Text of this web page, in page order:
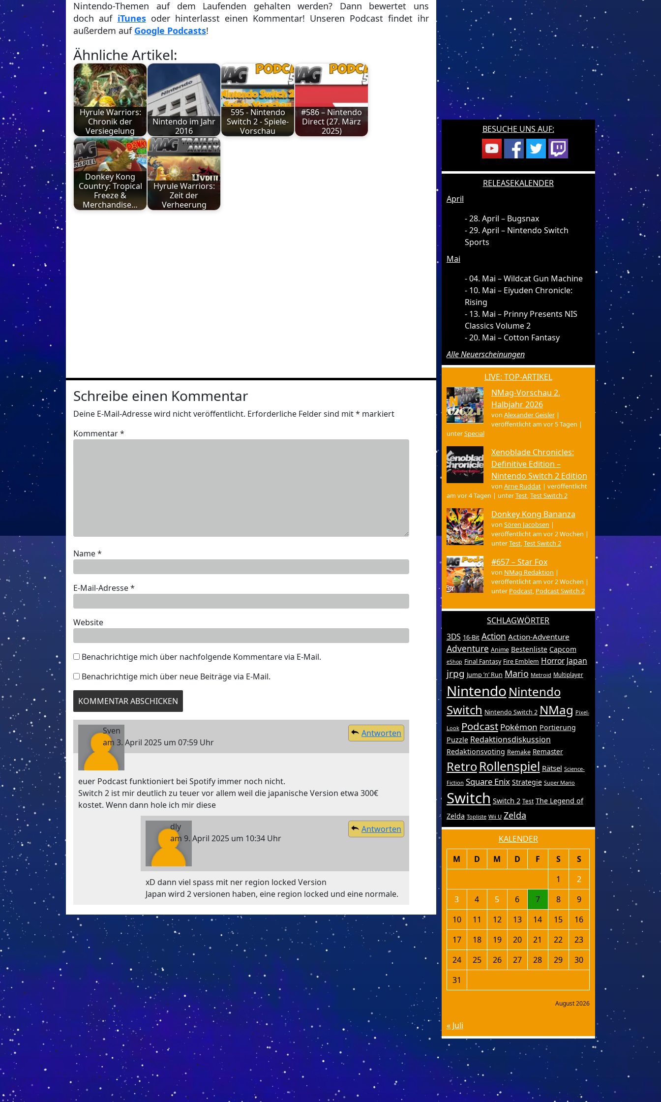
Nintendo-Themen auf dem Laufenden gehalten werden? Dann bewertet uns
doch auf iTunesoder hinterlasst einen Kommentar! Unseren Podcast findet ihr
außerdem auf Google Podcasts!
Ähnliche Artikel:
Hyrule Warriors:
Chronik der
Versiegelung
Nintendo im Jahr
2016
595 - Nintendo
Switch 2 - Spiele-
Vorschau
#586 – Nintendo
Direct (27. März
2025)
Donkey Kong
Country: Tropical
Freeze &
Merchandise…
Hyrule Warriors:
Zeit der
Verheerung
Schreibe einen Kommentar
Deine E-Mail-Adresse wird nicht veröffentlicht. Erforderliche Felder sind mit* markiert
Kommentar*
Name*
E-Mail-Adresse*
Website
Benachrichtige mich über nachfolgende Kommentare via E-Mail.
Benachrichtige mich über neue Beiträge via E-Mail.
Sven
am 3. April 2025 um 07:59 Uhr
Antworten
euer Podcast funktioniert bei Spotify immer noch nicht.
Switch 2 ist mir deutlich zu teuer vor allem weil die japanische Version etwa 300€
kostet. Wenn dann hole ich mir diese
dly
am 9. April 2025 um 10:34 Uhr
Antworten
xD dann viel spass mit ner region locked Version
Japan wird 2 versionen haben, eine region locked und eine normale.
BESUCHE UNS AUF:
RELEASEKALENDER
April
28. April – Bugsnax
29. April – Nintendo Switch
Sports
Mai
04. Mai – Wildcat Gun Machine
10. Mai – Eiyuden Chronicle:
Rising
13. Mai – Prinny Presents NIS
Classics Volume 2
20. Mai – Cotton Fantasy
Alle Neuerscheinungen
LIVE: TOP-ARTIKEL
NMag-Vorschau 2.
Halbjahr 2026
von Alexander Geisler|
veröffentlicht am vor 5 Tagen |
unterSpecial
Xenoblade Chronicles:
Definitive Edition –
Nintendo Switch 2 Edition
von Arne Ruddat| veröffentlicht
am vor 4 Tagen | unterTest,Test Switch 2
Donkey Kong Bananza
von Sören Jacobsen |
veröffentlicht am vor 2 Wochen |
unterTest,Test Switch 2
#657 – Star Fox
von NMag Redaktion |
veröffentlicht am vor 2 Wochen |
unter Podcast, Podcast Switch 2
SCHLAGWÖRTER
3DS 16-Bit Action Action-Adventure
Adventure Anime Bestenliste Capcom
eShop Final Fantasy Fire Emblem Horror Japan
jrpg Jump ’n’ Run Mario Metroid Multiplayer
Nintendo Nintendo
Switch Nintendo Switch 2 NMag Pixel-
Look Podcast Pokémon Portierung
Puzzle Redaktionsdiskussion
Redaktionsvoting Remake Remaster
RetroRollenspiel Rätsel Science-
Fiction Square Enix Strategie Super Mario
Switch Switch 2 Test The Legend of
Zelda Topliste Wii U Zelda
KALENDER
August 2026
M D M D F S
S
1
2
3
4 5 6 7 8
9
10
11 12 13 14 15
16
17
18 19 20 21 22
23
24
25 26 27 28 29
30
31
« Juli